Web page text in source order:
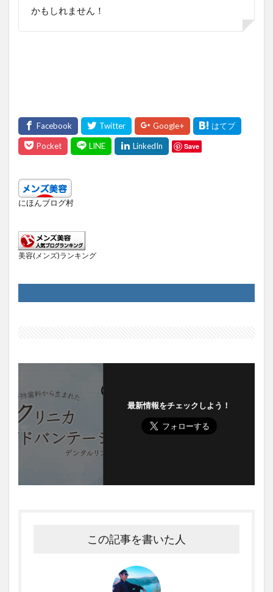
かもしれません！
Save
にほんブログ村
美容(メンズ)ランキング
最新情報をチェックしよう！
この記事を書いた人